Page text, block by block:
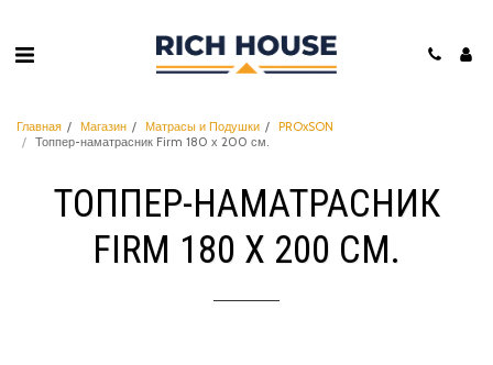
Главная Магазин Матрасы и Подушки
PROxSON
Топпер-наматрасник Firm 180 х 200 см.
ТОППЕР-НАМАТРАСНИК
FIRM 180 Х 200 СМ.